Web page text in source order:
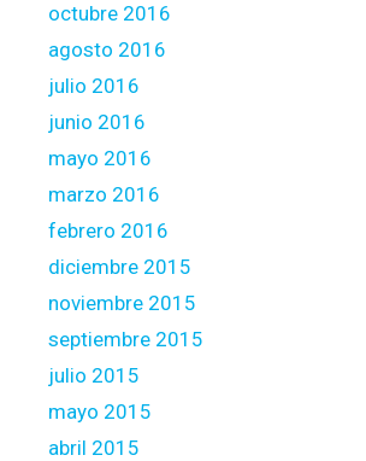
octubre 2016
agosto 2016
julio 2016
junio 2016
mayo 2016
marzo 2016
febrero 2016
diciembre 2015
noviembre 2015
septiembre 2015
julio 2015
mayo 2015
abril 2015